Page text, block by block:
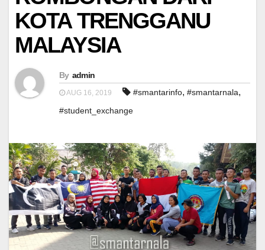
KOTA TRENGGANU
MALAYSIA
By admin
AUG 16, 2019 #smantarinfo, #smantarnala,
#student_exchange